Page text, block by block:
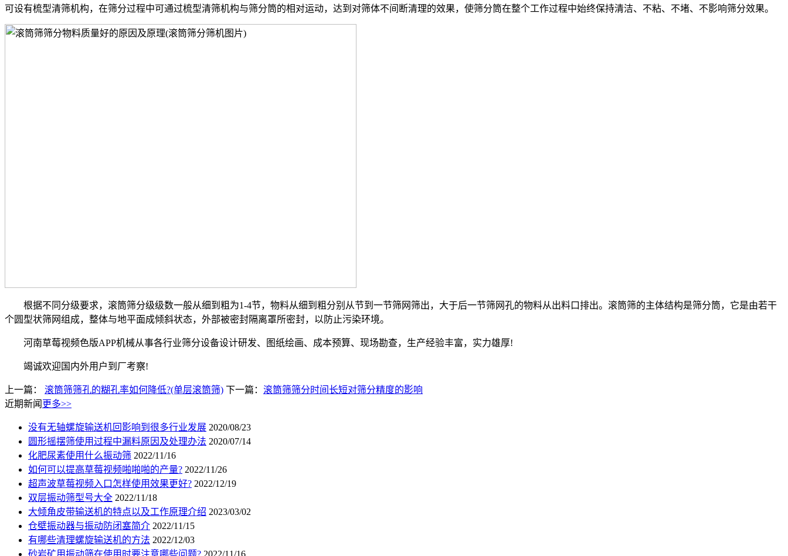
可设有梳型清筛机构，在筛分过程中可通过梳型清筛机构与筛分筒的相对运动，达到对筛体不间断清理的效果，使筛分筒在整个工作过程中始终保持清洁、不粘、不堵、不影响筛分效果。
根据不同分级要求，滚筒筛分级级数一般从细到粗为1-4节，物料从细到粗分别从节到一节筛网筛出，大于后一节筛网孔的物料从出料口排出。滚筒筛的主体结构是筛分筒，它是由若干
个圆型状筛网组成，整体与地平面成倾斜状态，外部被密封隔离罩所密封，以防止污染环境。
河南草莓视频色版APP机械从事各行业筛分设备设计研发、图纸绘画、成本预算、现场勘查，生产经验丰富，实力雄厚!
竭诚欢迎国内外用户到厂考察!
上一篇： 滚筒筛筛孔的糊孔率如何降低?(单层滚筒筛) 下一篇： 滚筒筛筛分时间长短对筛分精度的影响
近期新闻 更多>>
没有无轴螺旋输送机回影响到很多行业发展 2020/08/23
圆形摇摆筛使用过程中漏料原因及处理办法 2020/07/14
化肥尿素使用什么振动筛 2022/11/16
如何可以提高草莓视频啪啪啪的产量? 2022/11/26
超声波草莓视频入口怎样使用效果更好? 2022/12/19
双层振动筛型号大全 2022/11/18
大倾角皮带输送机的特点以及工作原理介绍 2023/03/02
仓壁振动器与振动防闭塞简介 2022/11/15
有哪些清理螺旋输送机的方法 2022/12/03
砂岩矿用振动筛在使用时要注意哪些问题? 2022/11/16